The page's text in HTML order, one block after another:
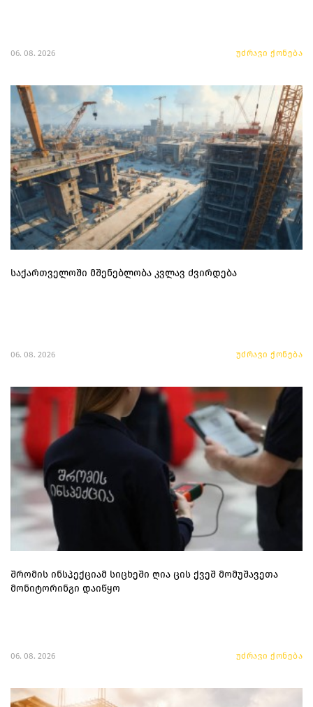
06. 08. 2026 უძრავი ქონება
საქართველოში მშენებლობა კვლავ ძვირდება
06. 08. 2026 უძრავი ქონება
შრომის ინსპექციამ სიცხეში ღია ცის ქვეშ მომუშავეთა
მონიტორინგი დაიწყო
06. 08. 2026 უძრავი ქონება